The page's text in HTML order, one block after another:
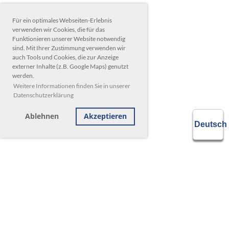
Für ein optimales Webseiten-Erlebnis
verwenden wir Cookies, die für das
Funktionieren unserer Website notwendig
sind. Mit Ihrer Zustimmung verwenden wir
auch Tools und Cookies, die zur Anzeige
externer Inhalte (z.B. Google Maps) genutzt
werden.
Weitere Informationen finden Sie in unserer
Datenschutzerklärung
Ablehnen Akzeptieren